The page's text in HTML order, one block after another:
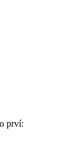
prví: